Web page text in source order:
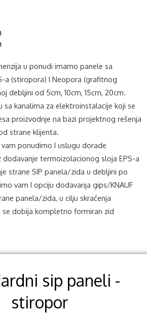
u ponudi imamo panele sa
a (stiropora) I Neopora (grafitnog
debljini od 5cm, 10cm, 15cm, 20cm.
sa kanalima za elektroinstalacije koji se
proizvodnje na bazi projektnog rešenja
strane klijenta.
ponudimo I uslugu dorade
termoizolacionog sloja EPS-a
strane SIP panela/zida u debljini po
vam I opciju dodavanja gips/KNAUF
panela/zida, u cilju skraćenja
se dobija kompletno formiran zid
sip paneli -
stiropor